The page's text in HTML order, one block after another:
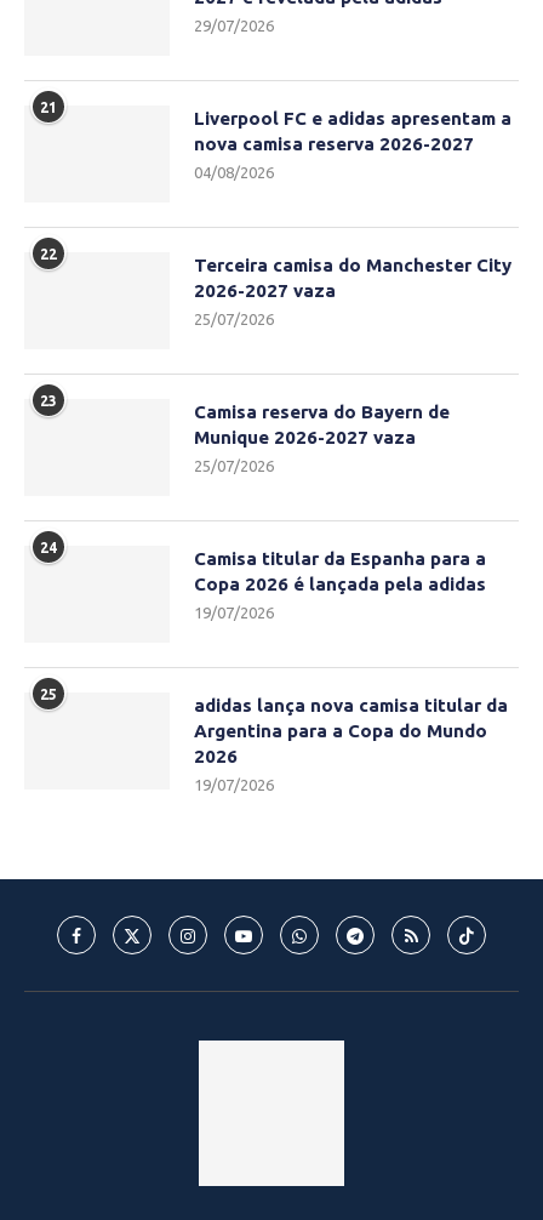
29/07/2026
21
Liverpool FC e adidas apresentam a
nova camisa reserva 2026-2027
04/08/2026
22
Terceira camisa do Manchester City
2026-2027 vaza
25/07/2026
23
Camisa reserva do Bayern de
Munique 2026-2027 vaza
25/07/2026
24
Camisa titular da Espanha para a
Copa 2026 é lançada pela adidas
19/07/2026
25
adidas lança nova camisa titular da
Argentina para a Copa do Mundo
2026
19/07/2026